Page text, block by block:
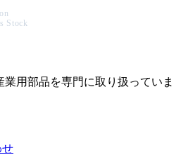
用部品を専門に取り扱っていま
せ